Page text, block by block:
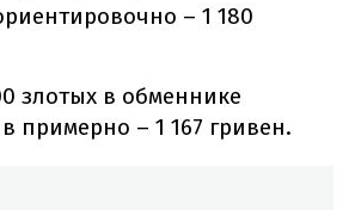
– 1 180
злотых в обменнике
примерно – 1 167 гривен.